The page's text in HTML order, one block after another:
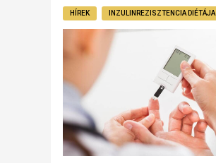
HÍREK INZULINREZISZTENCIA DIÉTÁJA